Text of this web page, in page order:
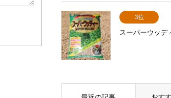
3位
スーパーウッデ